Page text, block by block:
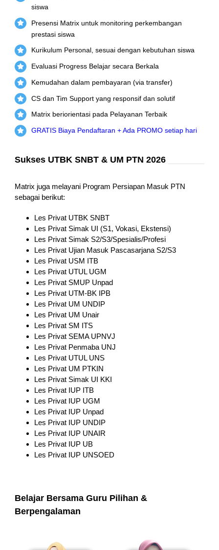
siswa
Presensi Matrix untuk monitoring perkembangan
prestasi siswa
Kurikulum Personal, sesuai dengan kebutuhan siswa
Evaluasi Progress Belajar secara Berkala
Kemudahan dalam pembayaran (via transfer)
CS dan Tim Support yang responsif dan solutif
Matrix beriorientasi pada Pelayanan Terbaik
GRATIS Biaya Pendaftaran + Ada PROMO setiap hari
Sukses UTBK SNBT & UM PTN 2026
Matrix juga melayani Program Persiapan Masuk PTN
sebagai berikut:
Les Privat UTBK SNBT
Les Privat Simak UI (S1, Vokasi, Ekstensi)
Les Privat Simak S2/S3/Spesialis/Profesi
Les Privat Ujian Masuk Pascasarjana S2/S3
Les Privat USM ITB
Les Privat UTUL UGM
Les Privat SMUP Unpad
Les Privat UTM-BK IPB
Les Privat UM UNDIP
Les Privat UM Unair
Les Privat SM ITS
Les Privat SEMA UPNVJ
Les Privat Penmaba UNJ
Les Privat UTUL UNS
Les Privat UM PTKIN
Les Privat Simak UI KKI
Les Privat IUP ITB
Les Privat IUP UGM
Les Privat IUP Unpad
Les Privat IUP UNDIP
Les Privat IUP UNAIR
Les Privat IUP UB
Les Privat IUP UNSOED
Belajar Bersama Guru Pilihan &
Berpengalaman